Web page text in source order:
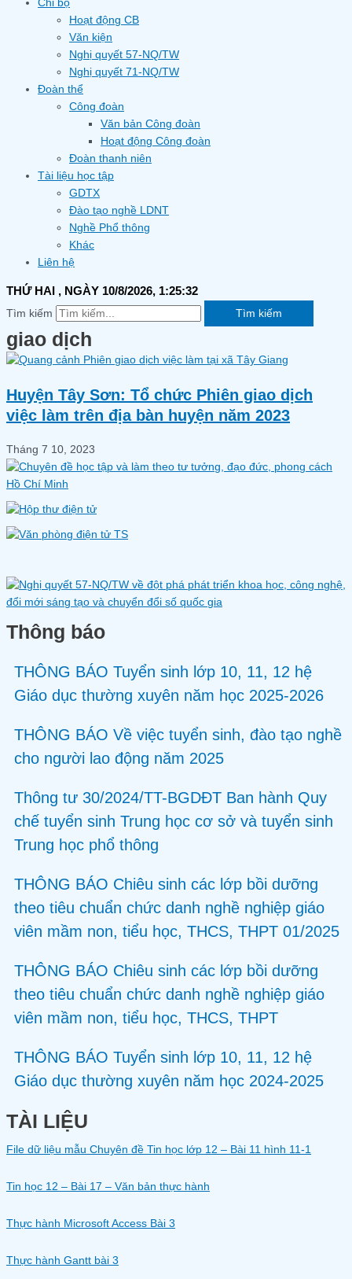
Chi bộ
Hoạt động CB
Văn kiện
Nghị quyết 57-NQ/TW
Nghị quyết 71-NQ/TW
Đoàn thể
Công đoàn
Văn bản Công đoàn
Hoạt động Công đoàn
Đoàn thanh niên
Tài liệu học tập
GDTX
Đào tạo nghề LDNT
Nghề Phổ thông
Khác
Liên hệ
THỨ HAI , NGÀY 10/8/2026, 1:25:33
Tìm kiếm Tìm kiếm
giao dịch
Huyện Tây Sơn: Tổ chức Phiên giao dịch
việc làm trên địa bàn huyện năm 2023
Tháng 7 10, 2023
Thông báo
THÔNG BÁO Tuyển sinh lớp 10, 11, 12 hệ
Giáo dục thường xuyên năm học 2025-2026
THÔNG BÁO Về việc tuyển sinh, đào tạo nghề
cho người lao động năm 2025
Thông tư 30/2024/TT-BGDĐT Ban hành Quy
chế tuyển sinh Trung học cơ sở và tuyển sinh
Trung học phổ thông
THÔNG BÁO Chiêu sinh các lớp bồi dưỡng
theo tiêu chuẩn chức danh nghề nghiệp giáo
viên mầm non, tiểu học, THCS, THPT 01/2025
THÔNG BÁO Chiêu sinh các lớp bồi dưỡng
theo tiêu chuẩn chức danh nghề nghiệp giáo
viên mầm non, tiểu học, THCS, THPT
THÔNG BÁO Tuyển sinh lớp 10, 11, 12 hệ
Giáo dục thường xuyên năm học 2024-2025
TÀI LIỆU
File dữ liệu mẫu Chuyên đề Tin học lớp 12 – Bài 11 hình 11-1
Tin học 12 – Bài 17 – Văn bản thực hành
Thực hành Microsoft Access Bài 3
Thực hành Gantt bài 3